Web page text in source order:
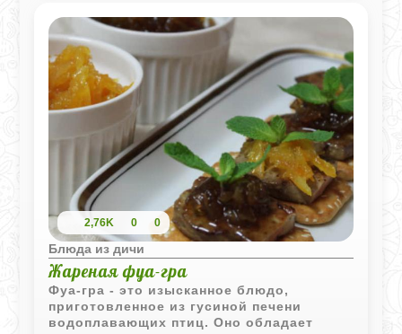
2,76K 0 0
Блюда из дичи
Жареная фуа-гра
Фуа-гра - это изысканное блюдо,
приготовленное из гусиной печени
водоплавающих птиц. Оно обладает